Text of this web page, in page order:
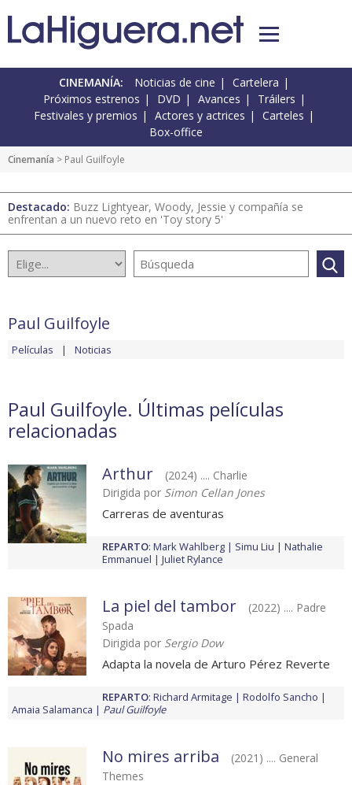
CINEMANÍA: Noticias de cine
Cartelera
Próximos estrenos
DVD Avances
Tráilers
Festivales y premios
Actores y actrices
Carteles
Box-office
Cinemanía > Paul Guilfoyle
Destacado: Buzz Lightyear, Woody, Jessie y compañía se
enfrentan a un nuevo reto en 'Toy story 5'
Paul Guilfoyle
Películas Noticias
Paul Guilfoyle. Últimas películas
relacionadas
Arthur
(2024) .... Charlie
Dirigida por Simon Cellan Jones
Carreras de aventuras
REPARTO: Mark Wahlberg Simu Liu
Nathalie
Emmanuel
Juliet Rylance
La piel del tambor
(2022) .... Padre
Spada
Dirigida por Sergio Dow
Adapta la novela de Arturo Pérez Reverte
REPARTO: Richard Armitage
Rodolfo Sancho
Amaia Salamanca
Paul Guilfoyle
No mires arriba
(2021) .... General
Themes